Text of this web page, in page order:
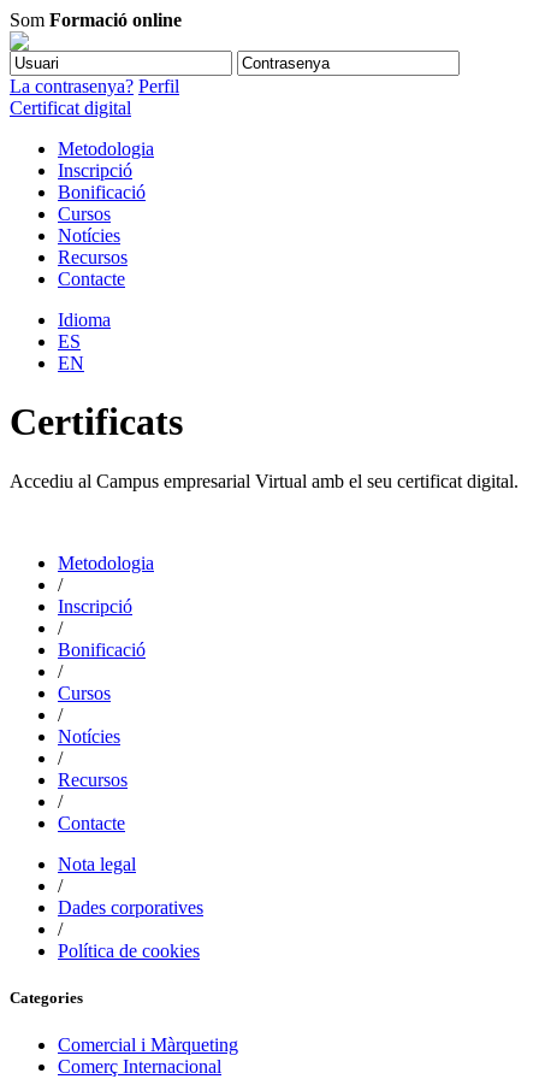
Som Formació online
La contrasenya? Perfil
Certificat digital
Metodologia
Inscripció
Bonificació
Cursos
Notícies
Recursos
Contacte
Idioma
ES
EN
Certificats
Accediu al Campus empresarial Virtual amb el seu certificat digital.
Metodologia
/
Inscripció
/
Bonificació
/
Cursos
/
Notícies
/
Recursos
/
Contacte
Nota legal
/
Dades corporatives
/
Política de cookies
Categories
Comercial i Màrqueting
Comerç Internacional